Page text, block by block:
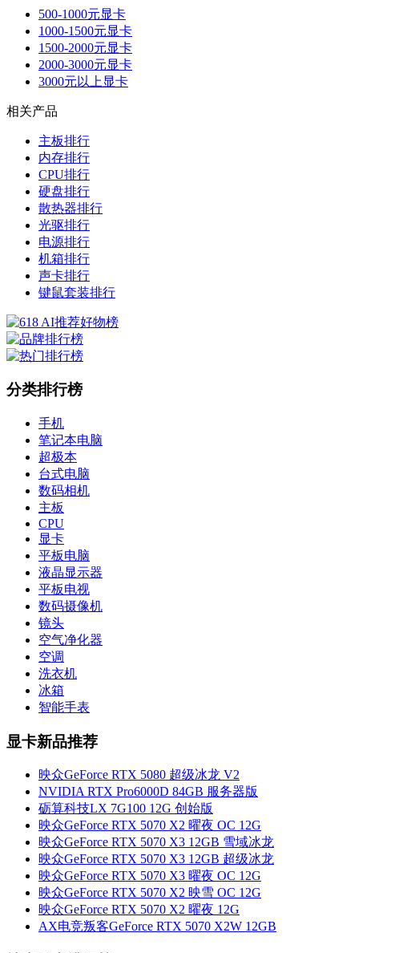
500-1000元显卡
1000-1500元显卡
1500-2000元显卡
2000-3000元显卡
3000元以上显卡
相关产品
主板排行
内存排行
CPU排行
硬盘排行
散热器排行
光驱排行
电源排行
机箱排行
声卡排行
键鼠套装排行
分类排行榜
手机
笔记本电脑
超极本
台式电脑
数码相机
主板
CPU
显卡
平板电脑
液晶显示器
平板电视
数码摄像机
镜头
空气净化器
空调
洗衣机
冰箱
智能手表
显卡新品推荐
映众GeForce RTX 5080 超级冰龙 V2
NVIDIA RTX Pro6000D 84GB 服务器版
砺算科技LX 7G100 12G 创始版
映众GeForce RTX 5070 X2 曜夜 OC 12G
映众GeForce RTX 5070 X3 12GB 雪域冰龙
映众GeForce RTX 5070 X3 12GB 超级冰龙
映众GeForce RTX 5070 X3 曜夜 OC 12G
映众GeForce RTX 5070 X2 映雪 OC 12G
映众GeForce RTX 5070 X2 曜夜 12G
AX电竞叛客GeForce RTX 5070 X2W 12GB